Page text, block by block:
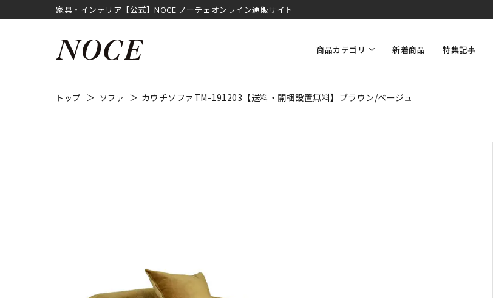
家具・インテリア【公式】NOCE ノーチェオンライン通販サイト
商品カテゴリ 新着商品 特集記事
トップ ソファ カウチソファTM-191203【送料・開梱設置無料】ブラウン/ベージュ